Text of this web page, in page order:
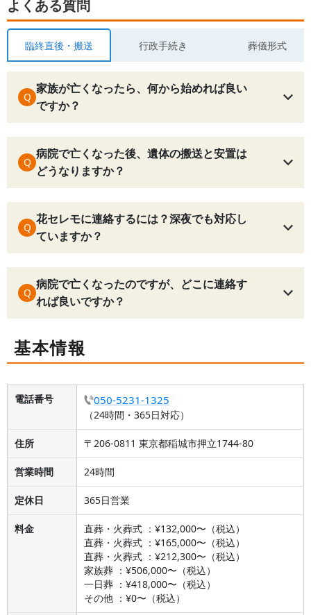
よくある質問
臨終直後・搬送 行政手続き 葬儀形式
Q
家族が亡くなったら、何から始めれば良い
ですか？
Q
病院で亡くなった後、遺体の搬送と安置は
どうなりますか？
Q
花セレモに連絡するには？深夜でも対応し
ていますか？
Q
病院で亡くなったのですが、どこに連絡す
れば良いですか？
基本情報
電話番号 050-5231-1325
（24時間・365日対応）
住所 〒206-0811 東京都稲城市押立1744-80
営業時間 24時間
定休日 365日営業
料金
直葬・火葬式 ：¥132,000〜（税込）
直葬・火葬式 ：¥165,000〜（税込）
直葬・火葬式 ：¥212,300〜（税込）
家族葬 ：¥506,000〜（税込）
一日葬 ：¥418,000〜（税込）
その他 ：¥0〜（税込）